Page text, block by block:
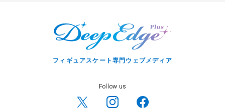
フィギュアスケート専門ウェブメディア
Follow us